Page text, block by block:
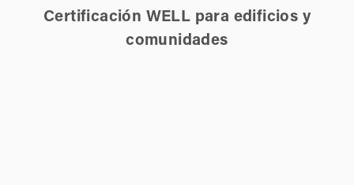
Certificación WELL para edificios y
comunidades